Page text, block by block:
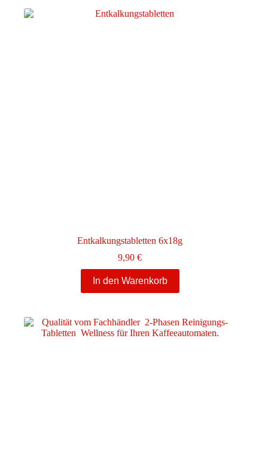
Entkalkungstabletten 6x18g
9,90€
In den Warenkorb